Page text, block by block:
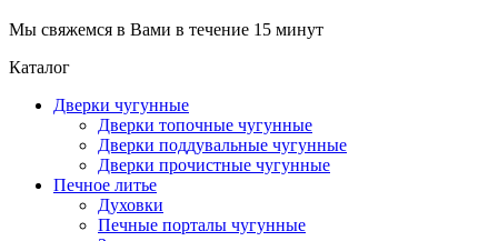
Мы свяжемся в Вами в течение 15 минут
Каталог
Дверки чугунные
Дверки топочные чугунные
Дверки поддувальные чугунные
Дверки прочистные чугунные
Печное литье
Духовки
Печные порталы чугунные